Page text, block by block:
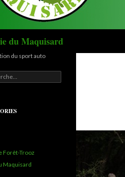
du Maquisard
du sport auto
pour :
Forêt-Trooz
Maquisard